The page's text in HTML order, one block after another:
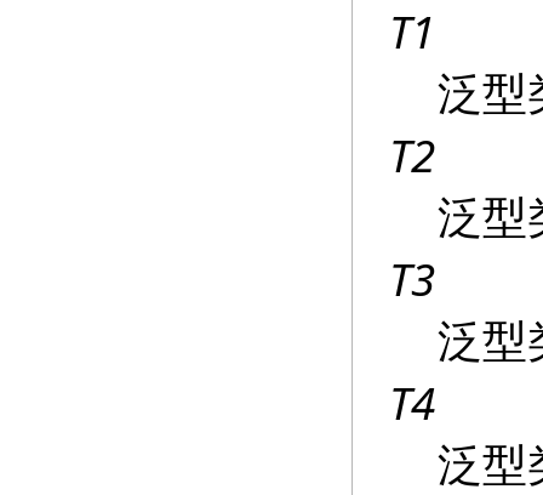
T1
泛型
T2
泛型
T3
泛型
T4
泛型